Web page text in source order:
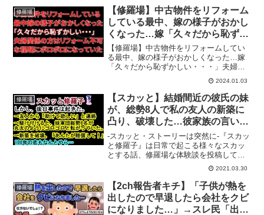
がたくさんあると思いますが、隣人の黙
示録では実話や2c...
修羅場
【修羅場】中古物件をリフォーム
している最中、嫁の様子がおかし
くなった…嫁「久々だから恥ずか
しい・・・」夫婦関係の方はリフ
ォーム不可な程既にボロボロにな
っていた【スカッとする話】
【修羅場】中古物件をリフォームしてい
る最中、嫁の様子がおかしくなった…嫁
「久々だから恥ずかしい・・・」夫婦関
係の方はリフォーム不可な程既にボロボ
ロになっていた【スカッとする話】『ス
カッと汚嫁ニャンバ』では日常で起こる
様々な修羅場な体験談を朗...
2024.01.03
修羅場
【スカッと】結婚間近の彼氏の妹
が、総勢8人で私の友人の新築に
凸り、破壊した…彼家族の言い分
「妹は未成年、お前が弁済しろ」
私「は？」→100年の恋も…【ス
カッとする朗読】
‐スカッと・ストーリーは突然に-『スカッ
と修羅子』は日常で起こる様々なスカッ
とする話、修羅場な体験談を投稿してお
ります。ときには感動する話、泣ける
話、恋愛話、怖い話、背筋がゾッとする
話も投稿いたします5分ほどの短時間のも
のですのでサクッとス...
2021.03.30
修羅場
【2ch報告者キチ】「子供が熱を
出したので早退したら会社をクビ
になりました…」→スレ民「出た